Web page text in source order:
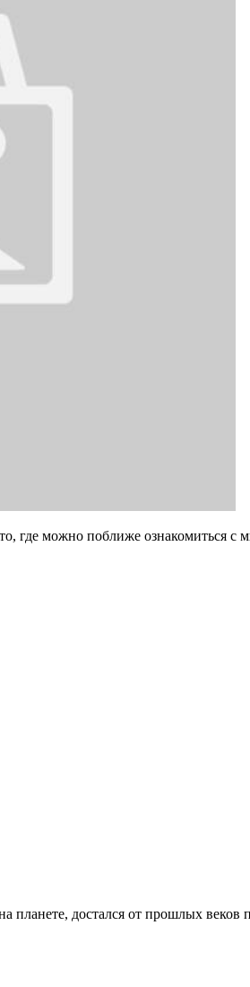
где можно поближе ознакомиться
планете, достался от прошлых веков